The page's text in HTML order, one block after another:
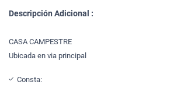
Descripción Adicional :
CASA CAMPESTRE
Ubicada en via principal
Consta: